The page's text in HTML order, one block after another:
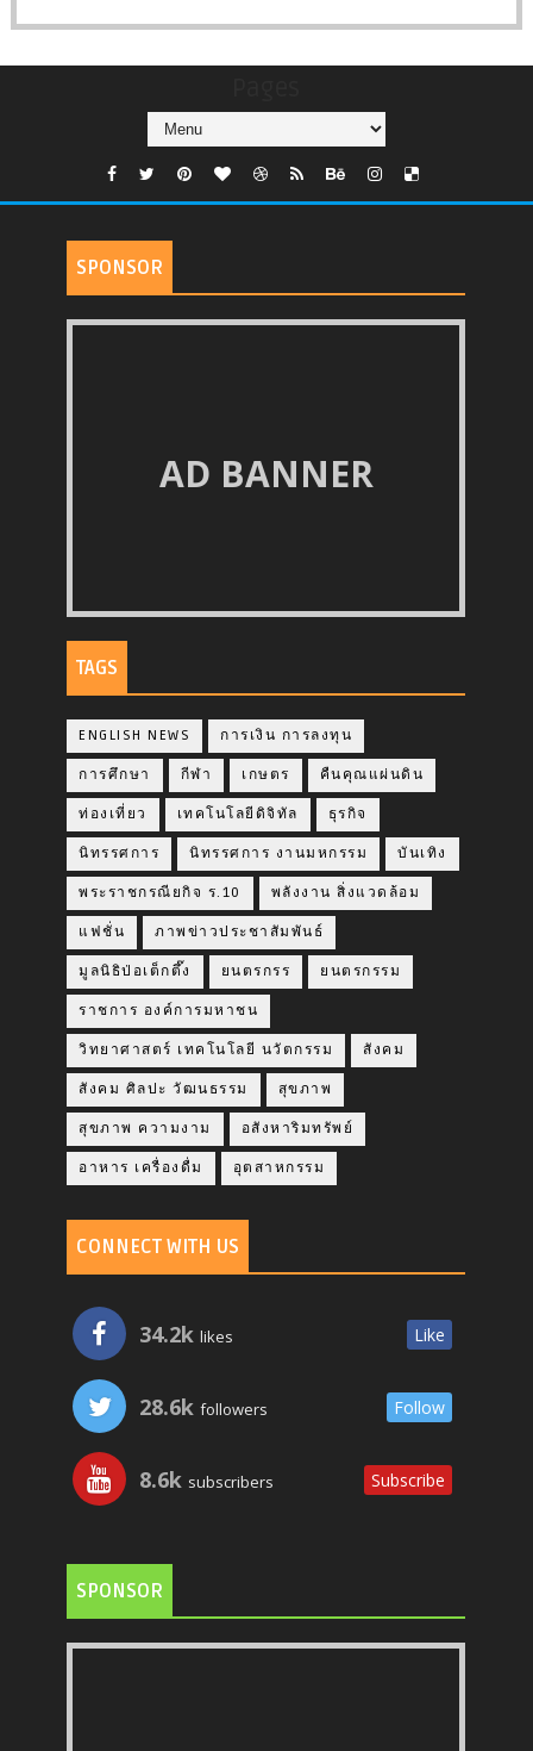
SPONSOR
AD BANNER
TAGS
ENGLISH NEWS การเงิน การลงทุน
การศึกษา กีฬา เกษตร คืนคุณแผ่นดิน
ท่องเที่ยว เทคโนโลยีดิจิทัล ธุรกิจ
นิทรรศการ นิทรรศการ งานมหกรรม บันเทิง
พระราชกรณียกิจ ร.10 พลังงาน สิ่งแวดล้อม
แฟชั่น ภาพข่าวประชาสัมพันธ์
มูลนิธิป่อเต็กตึ๊ง ยนตรกรร ยนตรกรรม
ราชการ องค์การมหาชน
วิทยาศาสตร์ เทคโนโลยี นวัตกรรม สังคม
สังคม ศิลปะ วัฒนธรรม สุขภาพ
สุขภาพ ความงาม อสังหาริมทรัพย์
อาหาร เครื่องดื่ม อุตสาหกรรม
CONNECT WITH US
34.2k likes Like
28.6k followers Follow
8.6k subscribers Subscribe
SPONSOR